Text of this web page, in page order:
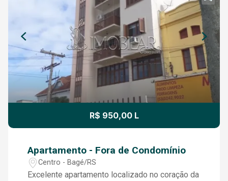
R$ 950,00 L
Apartamento - Fora de Condomínio
Centro - Bagé/RS
Excelente apartamento localizado no coração da